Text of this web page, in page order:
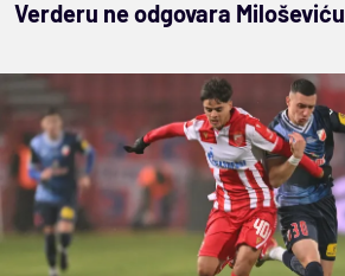
Verderu ne odgovara Miloševiću